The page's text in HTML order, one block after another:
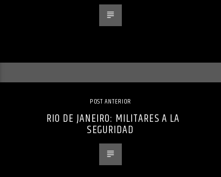
POST ANTERIOR
RIO DE JANEIRO: MILITARES A LA
SEGURIDAD